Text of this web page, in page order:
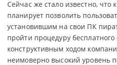
Сейчас же стало известно,
планирует позволить
установившим на свои ПК
пройти процедуру
конструктивным ходом
неимоверно высокий уровень